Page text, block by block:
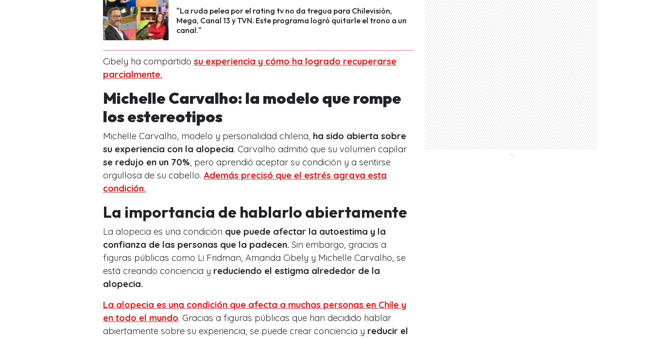
"La ruda pelea por el rating tv no da tregua para Chilevisión,
Mega, Canal 13 y TVN. Este programa logró quitarle el trono a un
canal."
Cibely ha compartido su experiencia y cómo ha logrado recuperarse
parcialmente.
Michelle Carvalho: la modelo que rompe
los estereotipos
Michelle Carvalho, modelo y personalidad chilena, ha sido abierta sobre
su experiencia con la alopecia. Carvalho admitió que su volumen capilar
se redujo en un 70% , pero aprendió aceptar su condición y a sentirse
orgullosa de su cabello. Además precisó que el estrés agrava esta
condición.
La importancia de hablarlo abiertamente
La alopecia es una condición que puede afectar la autoestima y la
confianza de las personas que la padecen. Sin embargo, gracias a
figuras públicas como Li Fridman, Amanda Cibely y Michelle Carvalho, se
está creando conciencia y reduciendo el estigma alrededor de la
alopecia.
La alopecia es una condición que afecta a muchas personas en Chile y
en todo el mundo. Gracias a figuras públicas que han decidido hablar
abiertamente sobre su experiencia, se puede crear conciencia y reducir el